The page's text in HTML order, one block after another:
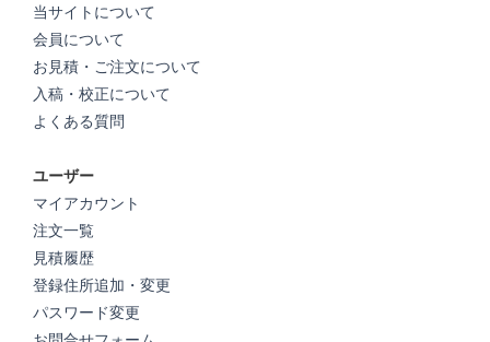
当サイトについて
会員について
お見積・ご注文について
入稿・校正について
よくある質問
ユーザー
マイアカウント
注文一覧
見積履歴
登録住所追加・変更
パスワード変更